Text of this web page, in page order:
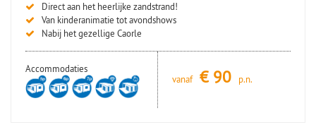
Direct aan het heerlijke zandstrand!
Van kinderanimatie tot avondshows
Nabij het gezellige Caorle
Accommodaties
vanaf
€ 90 p.n.